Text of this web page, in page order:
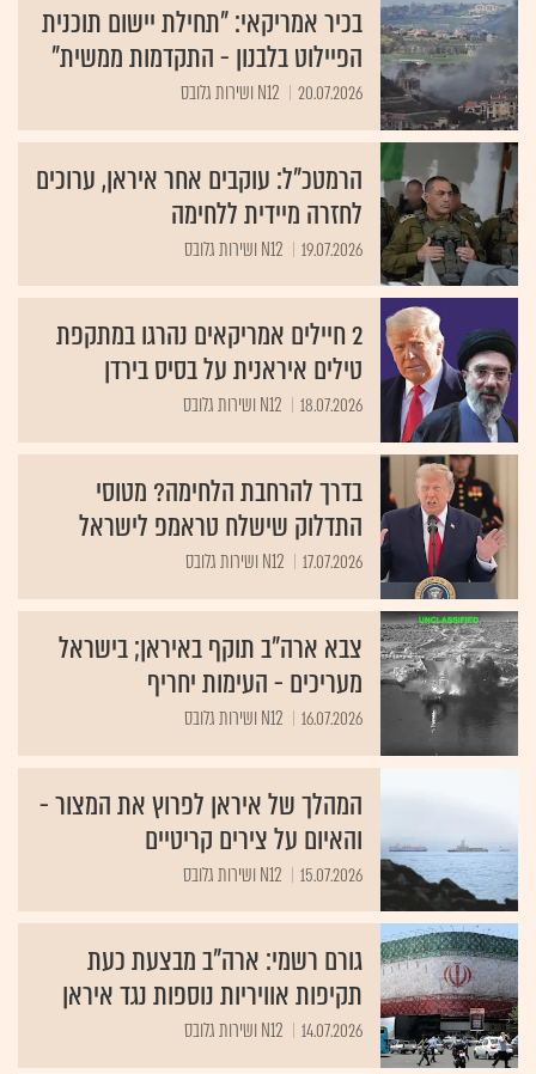
הפיילוט בלבנון - התקדמות ממשית"
20.07.2026 N12 ושירות גלובס
לחזרה מיידית ללחימה
19.07.2026 N12 ושירות גלובס
טילים איראנית על בסיס בירדן
18.07.2026 N12 ושירות גלובס
התדלוק שישלח טראמפ לישראל
17.07.2026 N12 ושירות גלובס
מעריכים - העימות יחריף
16.07.2026 N12 ושירות גלובס
והאיום על צירים קריטיים
15.07.2026 N12 ושירות גלובס
תקיפות אוויריות נוספות נגד איראן
14.07.2026 N12 ושירות גלובס